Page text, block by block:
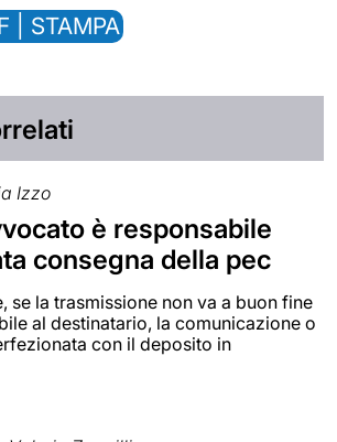
| STAMPA
Izzo
è responsabile
consegna della pec
se la trasmissione non va a buon fine
al destinatario, la comunicazione o
con il deposito in